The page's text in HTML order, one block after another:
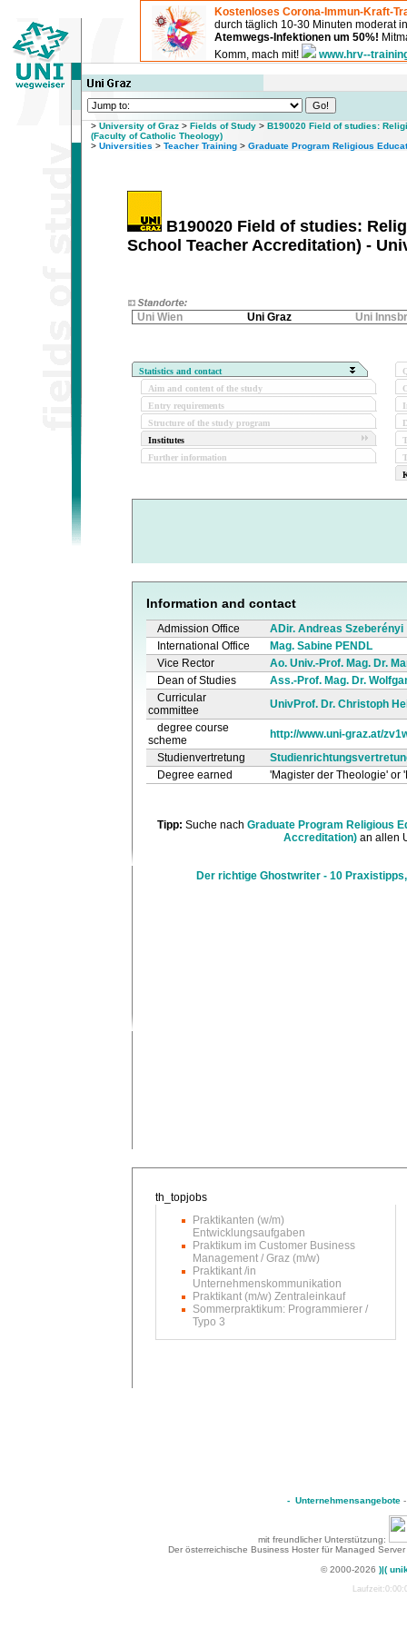
Kostenloses Corona-Immun-Kraft-
durch täglich 10-30 Minuten moderat
Atemwegs-Infektionen um 50%!
Komm, mach mit!
www.hrv--
> University of Graz > Fields of Study > B190020 Field of studies:
(Faculty of Catholic Theology)
> Universities > Teacher Training > Graduate Program Religious
B190020 Field of studies:
School Teacher Accreditation) -
Uni Wien Uni Graz Uni
Statistics and contact
Aim and content of the study
Entry requirements
Structure of the study program
Institutes
Further information
Information and contact
Admission Office
ADir. Andreas Szeberényi
International Office
Mag. Sabine PENDL
Vice Rector
Ao. Univ.-Prof. Mag. Dr.
Dean of Studies
Ass.-Prof. Mag. Dr.
Curricular
committee
UnivProf. Dr. Christoph
degree course
scheme
http://www.uni-graz.at/
Studienvertretung
Degree earned
'Magister der Theologie' or
Tipp: Suche nach Graduate Program Religious
Accreditation)an allen
Der richtige Ghostwriter - 10
Praktikanten (w/m)
Entwicklungsaufgaben
Praktikum im Customer Business
Management / Graz (m/w)
Praktikant /in
Unternehmenskommunikation
Praktikant (m/w) Zentraleinkauf
Sommerpraktikum: Programmierer /
Typo 3
- Unternehmensangebote
mit freundlicher Unterstützung:
Der österreichische Business Hoster für Managed
© 2000-2026 )|(